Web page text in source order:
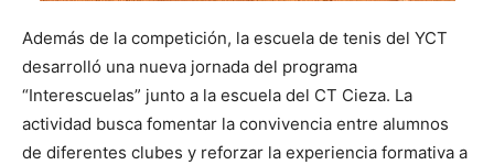
Además de la competición, la escuela de tenis del YCT
desarrolló una nueva jornada del programa
“Interescuelas” junto a la escuela del CT Cieza. La
actividad busca fomentar la convivencia entre alumnos
de diferentes clubes y reforzar la experiencia formativa a